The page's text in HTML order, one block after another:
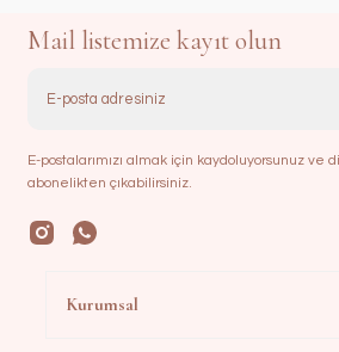
Mail listemize kayıt olun
E-postalarımızı almak için kaydoluyorsunuz ve
abonelikten çıkabilirsiniz.
Kurumsal